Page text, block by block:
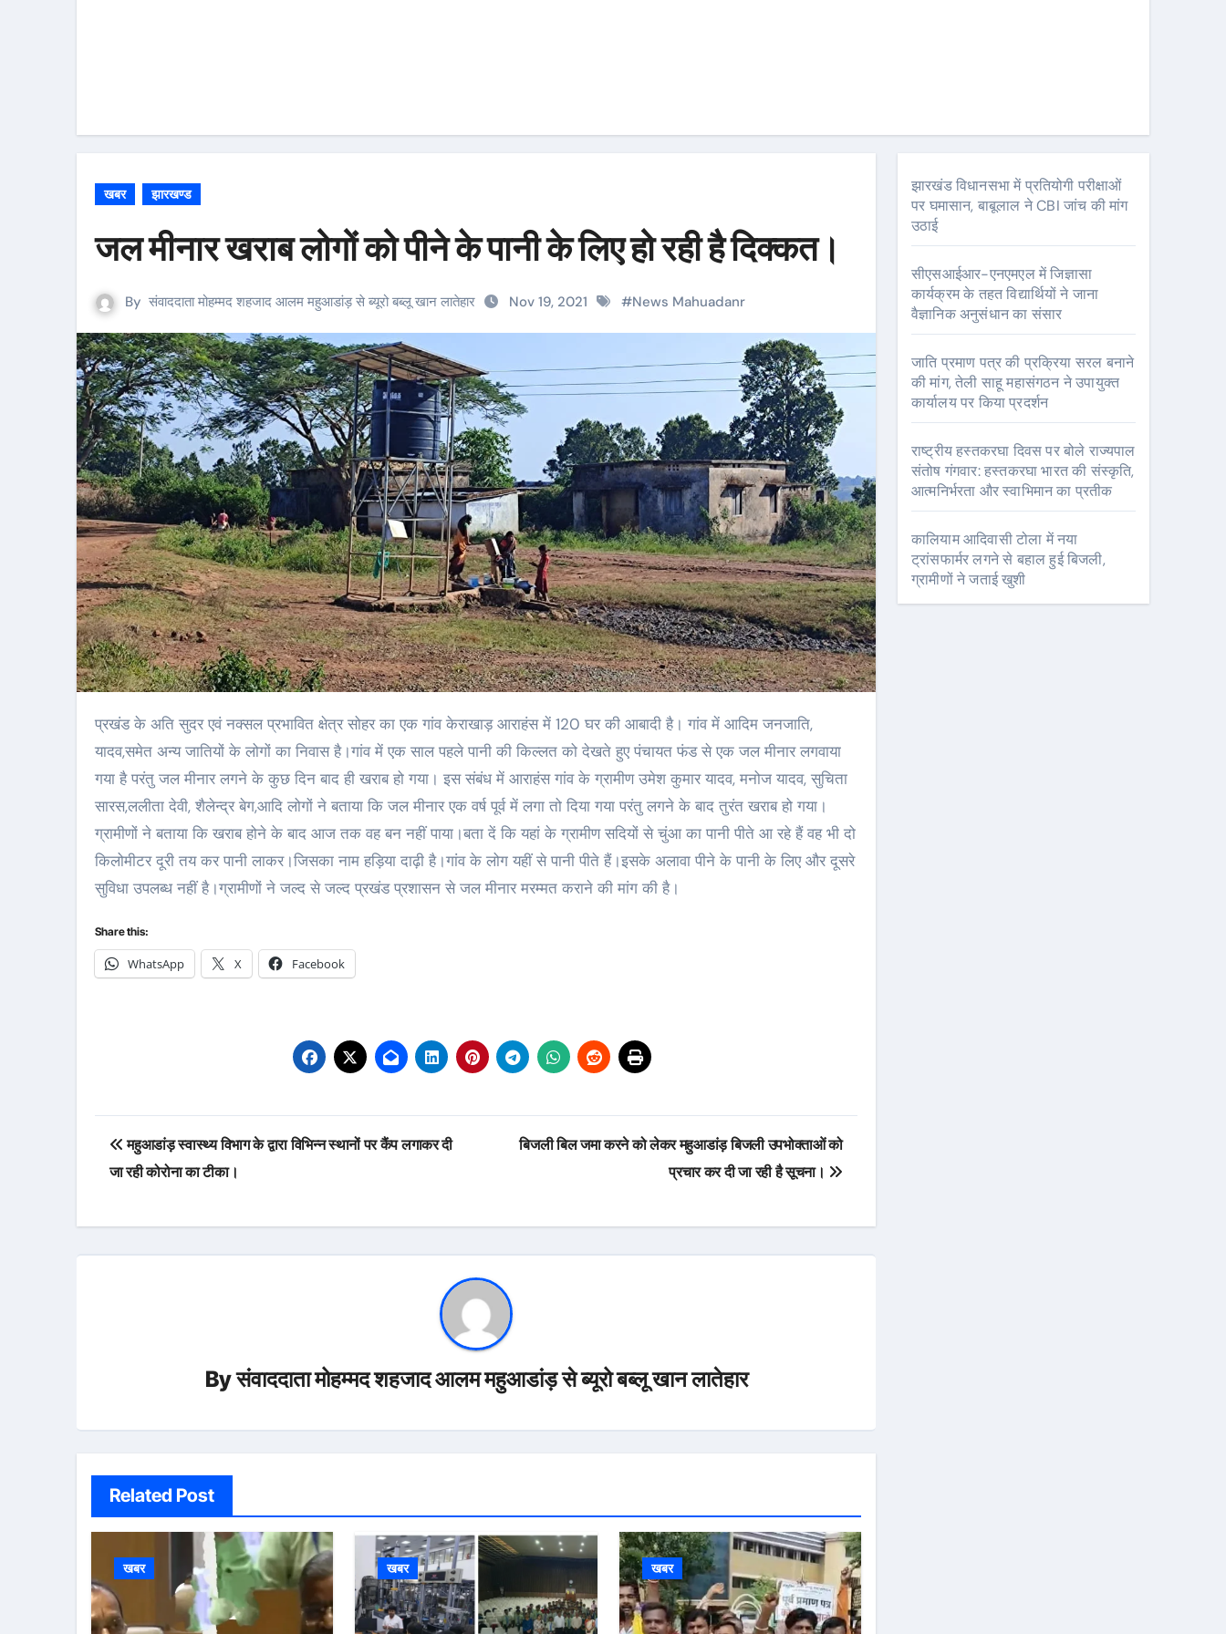
खबर झारखण्ड
जल मीनार खराब लोगों को पीने के पानी के लिए हो रही है दिक्कत।
By संवाददाता मोहम्मद शहजाद आलम महुआडांड़ से ब्यूरो बब्लू खान लातेहार Nov 19, 2021 #News Mahuadanr
प्रखंड के अति सुदर एवं नक्सल प्रभावित क्षेत्र सोहर का एक गांव केराखाड़ आराहंस में 120 घर की आबादी है। गांव में आदिम जनजाति,
यादव,समेत अन्य जातियों के लोगों का निवास है।गांव में एक साल पहले पानी की किल्लत को देखते हुए पंचायत फंड से एक जल मीनार लगवाया
गया है परंतु जल मीनार लगने के कुछ दिन बाद ही खराब हो गया। इस संबंध में आराहंस गांव के ग्रामीण उमेश कुमार यादव, मनोज यादव, सुचिता
सारस,ललीता देवी, शैलेन्द्र बेग,आदि लोगों ने बताया कि जल मीनार एक वर्ष पूर्व में लगा तो दिया गया परंतु लगने के बाद तुरंत खराब हो गया।
ग्रामीणों ने बताया कि खराब होने के बाद आज तक वह बन नहीं पाया।बता दें कि यहां के ग्रामीण सदियों से चुंआ का पानी पीते आ रहे हैं वह भी दो
किलोमीटर दूरी तय कर पानी लाकर।जिसका नाम हड़िया दाढ़ी है।गांव के लोग यहीं से पानी पीते हैं।इसके अलावा पीने के पानी के लिए और दूसरे
सुविधा उपलब्ध नहीं है।ग्रामीणों ने जल्द से जल्द प्रखंड प्रशासन से जल मीनार मरम्मत कराने की मांग की है।
Share this:
WhatsApp X Facebook
Post
navigation
महुआडांड़ स्वास्थ्य विभाग के द्वारा विभिन्न स्थानों पर कैंप लगाकर दी
जा रही कोरोना का टीका।
बिजली बिल जमा करने को लेकर महुआडांड़ बिजली उपभोक्ताओं को
प्रचार कर दी जा रही है सूचना।
Byसंवाददाता मोहम्मद शहजाद आलम महुआडांड़ से ब्यूरो बब्लू खान लातेहार
Related Post
खबर खबर खबर
झारखंड विधानसभा में प्रतियोगी परीक्षाओं
पर घमासान, बाबूलाल ने CBI जांच की मांग
उठाई
सीएसआईआर-एनएमएल में जिज्ञासा
कार्यक्रम के तहत विद्यार्थियों ने जाना
वैज्ञानिक अनुसंधान का संसार
जाति प्रमाण पत्र की प्रक्रिया सरल बनाने
की मांग, तेली साहू महासंगठन ने उपायुक्त
कार्यालय पर किया प्रदर्शन
राष्ट्रीय हस्तकरघा दिवस पर बोले राज्यपाल
संतोष गंगवार: हस्तकरघा भारत की संस्कृति,
आत्मनिर्भरता और स्वाभिमान का प्रतीक
कालियाम आदिवासी टोला में नया
ट्रांसफार्मर लगने से बहाल हुई बिजली,
ग्रामीणों ने जताई खुशी